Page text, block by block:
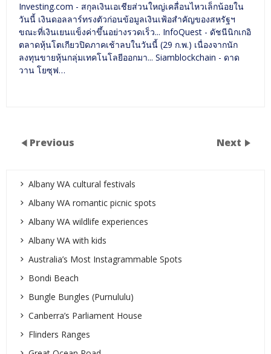
Investing.com - สกุลเงินเอเชียส่วนใหญ่เคลื่อนไหวเล็กน้อยใน
วันนี้ เงินดอลลาร์ทรงตัวก่อนข้อมูลเงินเฟ้อสำคัญของสหรัฐฯ
ขณะที่เงินเยนแข็งค่าขึ้นอย่างรวดเร็ว... InfoQuest - ดัชนีนิกเกอิ
ตลาดหุ้นโตเกียวปิดภาคเช้าลบในวันนี้ (29 ก.พ.) เนื่องจากนัก
ลงทุนขายหุ้นกลุ่มเทคโนโลยีออกมา... Siamblockchain - ดาด
วาน โยซุฟ…
Previous Next
Albany WA cultural festivals
Albany WA romantic picnic spots
Albany WA wildlife experiences
Albany WA with kids
Australia’s Most Instagrammable Spots
Bondi Beach
Bungle Bungles (Purnululu)
Canberra’s Parliament House
Flinders Ranges